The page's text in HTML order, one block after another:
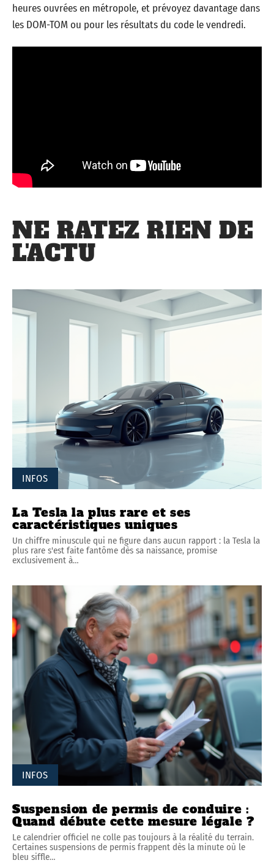
heures ouvrées en métropole, et prévoyez davantage dans
les DOM-TOM ou pour les résultats du code le vendredi.
NE RATEZ RIEN DE
L'ACTU
INFOS
La Tesla la plus rare et ses
caractéristiques uniques
Un chiffre minuscule qui ne figure dans aucun rapport : la Tesla la
plus rare s'est faite fantôme dès sa naissance, promise
exclusivement à…
INFOS
Suspension de permis de conduire :
Quand débute cette mesure légale ?
Le calendrier officiel ne colle pas toujours à la réalité du terrain.
Certaines suspensions de permis frappent dès la minute où le
bleu siffle…